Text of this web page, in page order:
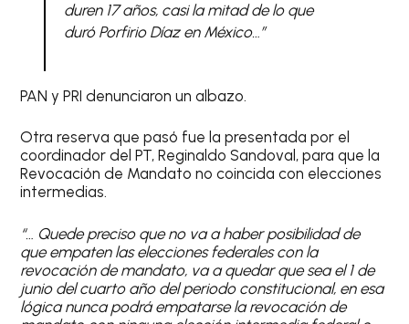
duren 17 años, casi la mitad de lo que
duró Porfirio Díaz en México…”
PAN y PRI denunciaron un albazo.
Otra reserva que pasó fue la presentada por el
coordinador del PT, Reginaldo Sandoval, para que la
Revocación de Mandato no coincida con elecciones
intermedias.
“… Quede preciso que no va a haber posibilidad de
que empaten las elecciones federales con la
revocación de mandato, va a quedar que sea el 1 de
junio del cuarto año del periodo constitucional, en esa
lógica nunca podrá empatarse la revocación de